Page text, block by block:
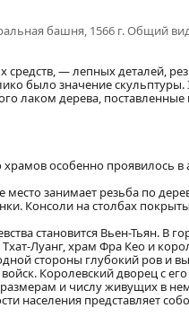
башня, 1566 г. Общий
средств, — лепных деталей,
было значение
лаком дерева,
особенно проявилось в
место занимает резьба по
Консоли на столбах
становится Вьен-Тьян.
Луанг, храм Фра Кео и
стороны глубокий ров и
Королевский дворец с
и числу живущих в
населения представляет